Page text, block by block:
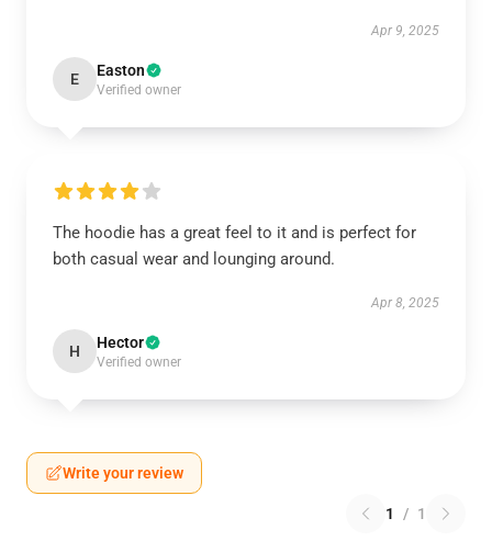
Apr 9, 2025
E Easton
Verified owner
The hoodie has a great feel to it and is perfect for
both casual wear and lounging around.
Apr 8, 2025
H Hector
Verified owner
Write your review
1 / 1